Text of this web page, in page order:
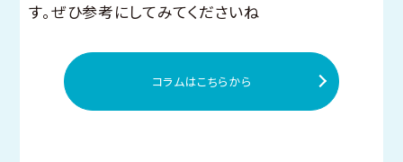
す。ぜひ参考にしてみてくださいね
コラムはこちらから